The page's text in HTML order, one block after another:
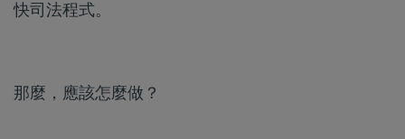
快司法程式。
那麼，應該怎麼做？